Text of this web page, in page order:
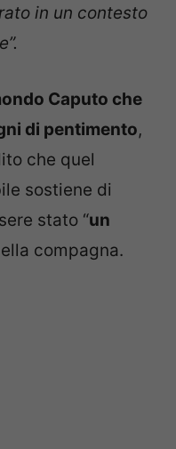
in un contesto
Caputo che
di pentimento,
che quel
sostiene di
stato “un
compagna.